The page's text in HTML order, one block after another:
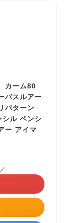
カーム80
バスルアー
パターン
シル ペンシ
ー アイマ